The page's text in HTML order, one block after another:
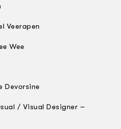
Veerapen
Wee
Devorsine
/ Visual Designer –